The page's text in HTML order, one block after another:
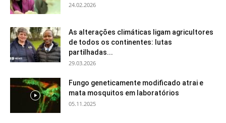
24.02.2026
As alterações climáticas ligam agricultores
de todos os continentes: lutas
partilhadas...
29.03.2026
Fungo geneticamente modificado atrai e
mata mosquitos em laboratórios
05.11.2025